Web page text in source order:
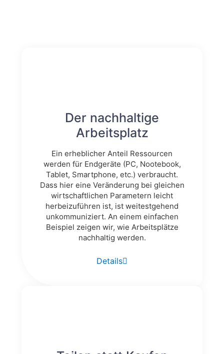
Der nachhaltige
Arbeitsplatz
Ein erheblicher Anteil Ressourcen
werden für Endgeräte (PC, Nootebook,
Tablet, Smartphone, etc.) verbraucht.
Dass hier eine Veränderung bei gleichen
wirtschaftlichen Parametern leicht
herbeizuführen ist, ist weitestgehend
unkommuniziert. An einem einfachen
Beispiel zeigen wir, wie Arbeitsplätze
nachhaltig werden.
Details